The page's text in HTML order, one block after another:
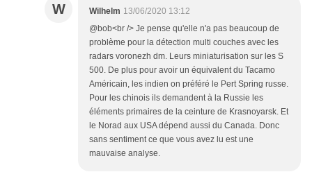
W Wilhelm 13/06/2020 13:12
@bob<br /> Je pense qu'elle n'a pas beaucoup de
problème pour la détection multi couches avec les
radars voronezh dm. Leurs miniaturisation sur les S
500. De plus pour avoir un équivalent du Tacamo
Américain, les indien on préféré le Pert Spring russe.
Pour les chinois ils demandent à la Russie les
éléments primaires de la ceinture de Krasnoyarsk. Et
le Norad aux USA dépend aussi du Canada. Donc
sans sentiment ce que vous avez lu est une
mauvaise analyse.